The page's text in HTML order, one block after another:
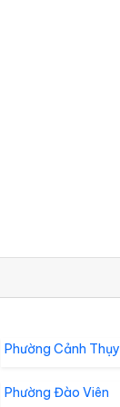
Phường Cảnh Thụy
Phường Đào Viên